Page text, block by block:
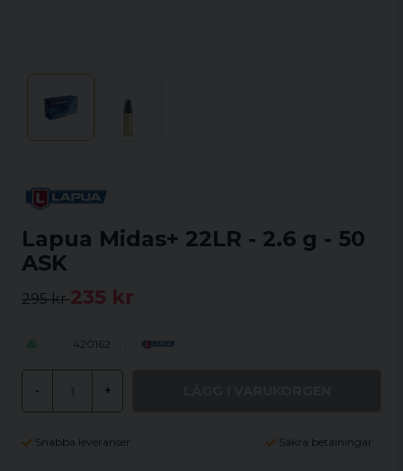
Lapua Midas+ 22LR - 2.6 g - 50
ASK
295 kr235 kr
420162
- +
Snabba leveranser Säkra betalningar